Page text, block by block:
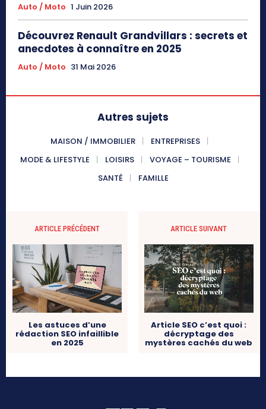
Auto / Moto 1 Juin 2026
Découvrez Renault Grandvillars : secrets et
anecdotes à connaître en 2025
Auto / Moto 31 Mai 2026
Autres sujets
MAISON / IMMOBILIER
ENTREPRISES
MODE & LIFESTYLE
LOISIRS
VOYAGE – TOURISME
SANTÉ
FAMILLE
ARTICLE PRÉCÉDENT
Les astuces d’une
rédaction SEO infaillible
en 2025
ARTICLE SUIVANT
Article SEO c’est quoi :
décryptage des
mystères cachés du web